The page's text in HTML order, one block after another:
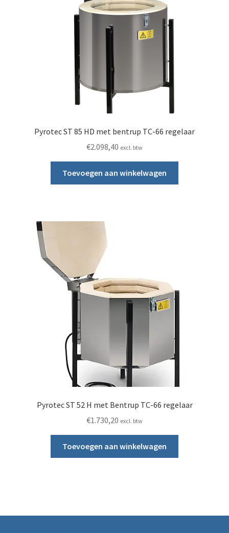
Pyrotec ST 85 HD met bentrup TC-66 regelaar
€2.098,40 excl. btw
Toevoegen aan winkelwagen
Pyrotec ST 52 H met Bentrup TC-66 regelaar
€1.730,20 excl. btw
Toevoegen aan winkelwagen